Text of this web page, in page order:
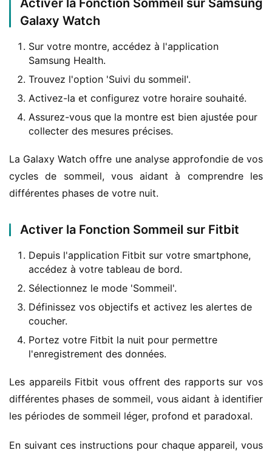
Activer la Fonction Sommeil sur Samsung
Galaxy Watch
Sur votre montre, accédez à l'application
Samsung Health.
Trouvez l'option 'Suivi du sommeil'.
Activez-la et configurez votre horaire souhaité.
Assurez-vous que la montre est bien ajustée pour
collecter des mesures précises.
La Galaxy Watch offre une analyse approfondie de vos
cycles de sommeil, vous aidant à comprendre les
différentes phases de votre nuit.
Activer la Fonction Sommeil sur Fitbit
Depuis l'application Fitbit sur votre smartphone,
accédez à votre tableau de bord.
Sélectionnez le mode 'Sommeil'.
Définissez vos objectifs et activez les alertes de
coucher.
Portez votre Fitbit la nuit pour permettre
l'enregistrement des données.
Les appareils Fitbit vous offrent des rapports sur vos
différentes phases de sommeil, vous aidant à identifier
les périodes de sommeil léger, profond et paradoxal.
En suivant ces instructions pour chaque appareil, vous